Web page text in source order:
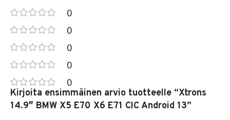
0
0
0
0
0
Kirjoita ensimmäinen arvio tuotteelle “Xtrons
14.9″ BMW X5 E70 X6 E71 CIC Android 13”